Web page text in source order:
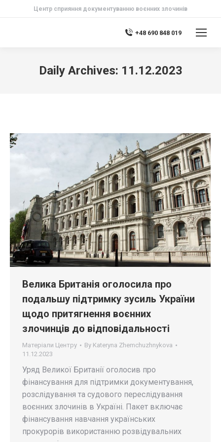
Центр сприяння документуванню воєнних злочинів
+48 690 848 019
Daily Archives: 11.12.2023
Велика Британія оголосила про
подальшу підтримку зусиль України
щодо притягнення воєнних
злочинців до відповідальності
Матеріали Центру By Kateryna Zhemchuzhnykova
11.12.2023
Уряд Великої Британії оголосив про
фінансування для підтримки документування,
розслідування та судового переслідування
воєнних злочинів в Україні. Пакет включає
фінансування навчання українських
прокурорів використанню розвідувальних